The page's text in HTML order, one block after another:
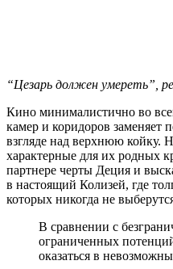
“Цезарь должен умереть”,
Кино минималистично во
камер и коридоров
взгляде над верхнюю койку.
характерные для их родных
партнере черты Деция и
в настоящий Колизей, где
которых никогда не
В сравнении с
ограниченных
оказаться в